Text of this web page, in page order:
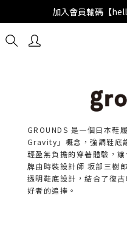
加入會員輸碼【
GROUNDS 是一個日本鞋
Gravity」概念，強調鞋底
輕盈無負擔的穿著體驗，
牌由時裝設計師 坂部三樹
透明鞋底設計，結合了復
好者的追捧。